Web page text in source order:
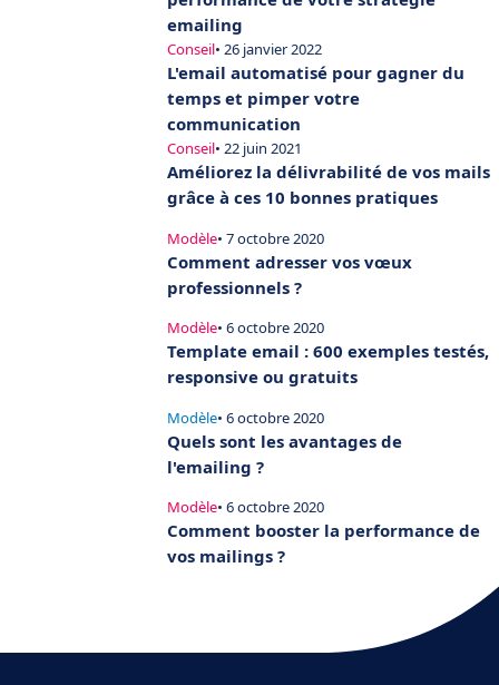
emailing
Conseil• 26 janvier 2022
L'email automatisé pour gagner du
temps et pimper votre
communication
Conseil• 22 juin 2021
Améliorez la délivrabilité de vos mails
grâce à ces 10 bonnes pratiques
Modèle• 7 octobre 2020
Comment adresser vos vœux
professionnels ?
Modèle• 6 octobre 2020
Template email : 600 exemples testés,
responsive ou gratuits
Modèle• 6 octobre 2020
Quels sont les avantages de
l'emailing ?
Modèle• 6 octobre 2020
Comment booster la performance de
vos mailings ?